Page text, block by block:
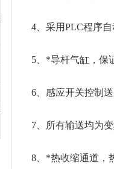
4、采用PLC程序自
5、*导杆气缸，保
6、感应开关控制送
7、所有输送均为变
8、*热收缩通道，热